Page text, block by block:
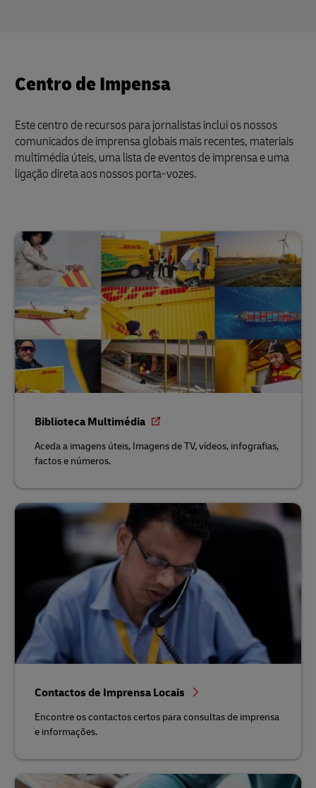
Centro de Impensa
Este centro de recursos para jornalistas inclui os nossos
comunicados de imprensa globais mais recentes, materiais
multimédia úteis, uma lista de eventos de imprensa e uma
ligação direta aos nossos porta-vozes.
Biblioteca Multimédia
Aceda a imagens úteis, Imagens de TV, vídeos, infografias,
factos e números.
Contactos de Imprensa Locais
Encontre os contactos certos para consultas de imprensa
e informações.